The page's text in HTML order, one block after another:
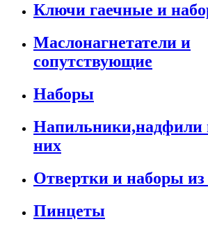
Ключи гаечные и
Маслонагнетатели и
сопутствующие
Наборы
Напильники,надфили
них
Отвертки и наборы
Пинцеты